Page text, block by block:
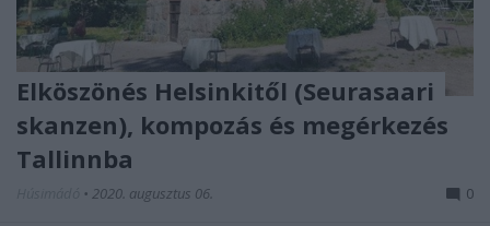
Elköszönés Helsinkitől (Seurasaari
skanzen), kompozás és megérkezés
Tallinnba
• 2020. augusztus 06. 0